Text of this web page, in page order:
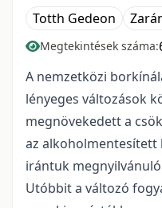
Totth Gedeon
Megtekintések száma:
A nemzetközi
lényeges változások
megnövekedett a
az alkoholmentesített
irántuk
Utóbbit a változó